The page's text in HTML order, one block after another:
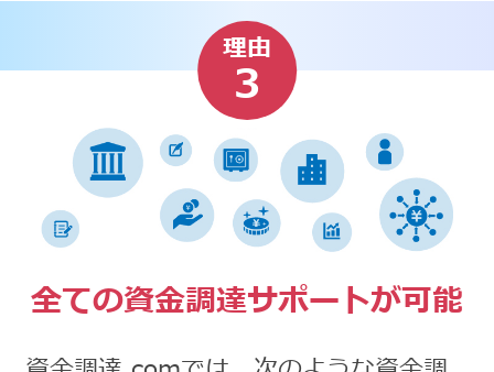
理由
3
全ての資金調達サポートが可能